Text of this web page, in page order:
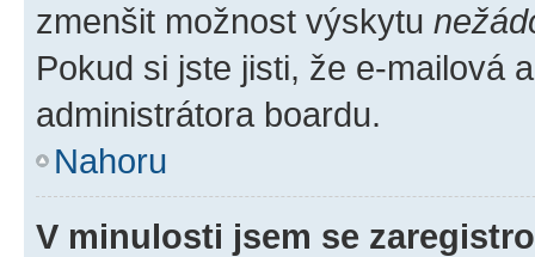
zmenšit možnost výskytu
Pokud si jste jisti, že e-mailová
administrátora boardu.
Nahoru
V minulosti jsem se